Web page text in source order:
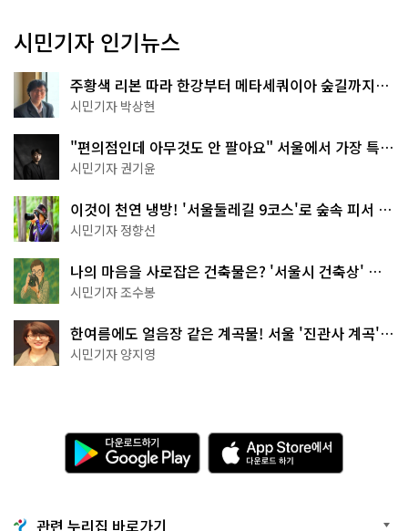
시민기자 인기뉴스
주황색 리본 따라 한강부터 메타세쿼이아 숲길까지…
서울둘레길 15코스
시민기자 박상현
"편의점인데 아무것도 안 팔아요" 서울에서 가장 특별
한 편의점의 정체
시민기자 권기윤
이것이 천연 냉방! '서울둘레길 9코스'로 숲속 피서 떠
나볼까
시민기자 정향선
나의 마음을 사로잡은 건축물은? '서울시 건축상' 수
상작 공개!
시민기자 조수봉
한여름에도 얼음장 같은 계곡물! 서울 '진관사 계곡'이
천국이네~
시민기자 양지영
다
운
로
기
A
p
p
관련 누리집 바로가기